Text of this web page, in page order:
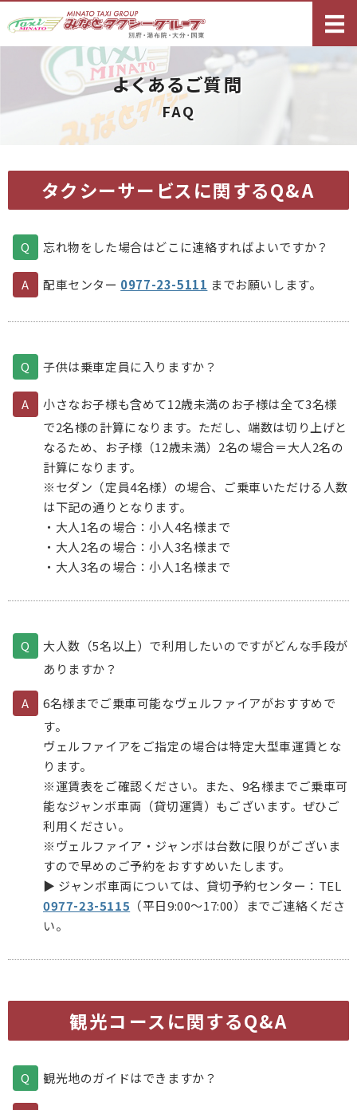
別府・湯布院
ホーム
タクシーサービス
観光コース案内
求人情報
よくあるご質問
FAQ
タクシーサービスに関するQ&A
忘れ物をした場合はどこに連絡すればよいですか？
配車センター 0977-23-5111 までお願いします。
子供は乗車定員に入りますか？
小さなお子様も含めて12歳未満のお子様は全て3名様
で2名様の計算になります。ただし、端数は切り上げと
なるため、お子様（12歳未満）2名の場合＝大人2名の
計算になります。
※セダン（定員4名様）の場合、ご乗車いただける人数
は下記の通りとなります。
・大人1名の場合：小人4名様まで
・大人2名の場合：小人3名様まで
・大人3名の場合：小人1名様まで
大人数（5名以上）で利用したいのですがどんな手段が
ありますか？
6名様までご乗車可能なヴェルファイアがおすすめで
す。
ヴェルファイアをご指定の場合は特定大型車運賃とな
ります。
※運賃表をご確認ください。また、9名様までご乗車可
能なジャンボ車両（貸切運賃）もございます。ぜひご
利用ください。
※ヴェルファイア・ジャンボは台数に限りがございま
すので早めのご予約をおすすめいたします。
▶ ジャンボ車両については、貸切予約センター：TEL
0977-23-5115 （平日9:00～17:00）までご連絡くださ
い。
観光コースに関するQ&A
観光地のガイドはできますか？